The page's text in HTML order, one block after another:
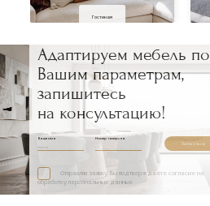
Гостиная
Адаптируем мебель по
Вашим параметрам,
запишитесь
на консультацию!
Ваше имя Номер телефона
Записаться
Отправляя заявку, Вы подтверждаете согласие на
обработку персональных данных